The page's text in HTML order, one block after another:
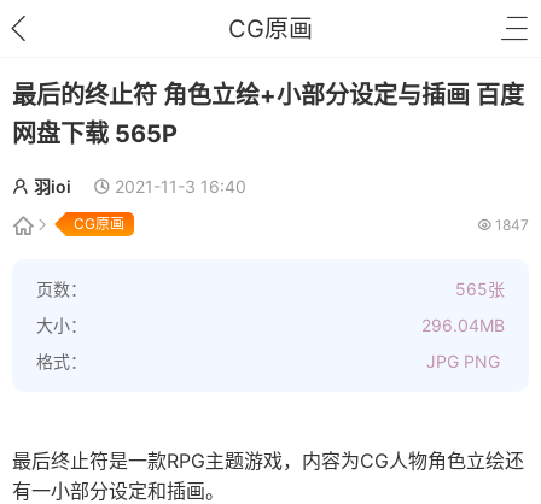
CG原画
最后的终止符 角色立绘+小部分设定与插画 百度
网盘下载 565P
羽ioi 2021-11-3 16:40
CG原画 1847
页数：
565张
大小：
296.04MB
格式：
JPG PNG
最后终止符是一款RPG主题游戏，内容为CG人物角色立绘还
有一小部分设定和插画。